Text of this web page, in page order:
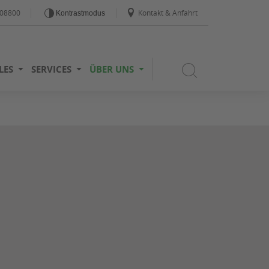
Kontrastmodus Kontakt & Anfahrt
SERVICES ÜBER UNS